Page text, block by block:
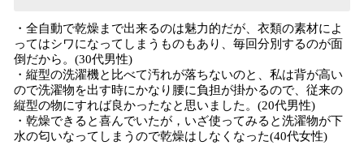
・全自動で乾燥まで出来るのは魅力的だが、衣類の素材によ
ってはシワになってしまうものもあり、毎回分別するのが面
倒だから。(30代男性)
・縦型の洗濯機と比べて汚れが落ちないのと、私は背が高い
ので洗濯物を出す時にかなり腰に負担が掛かるので、従来の
縦型の物にすれば良かったなと思いました。(20代男性)
・乾燥できると喜んでいたが，いざ使ってみると洗濯物が下
水の匂いなってしまうので乾燥はしなくなった(40代女性)